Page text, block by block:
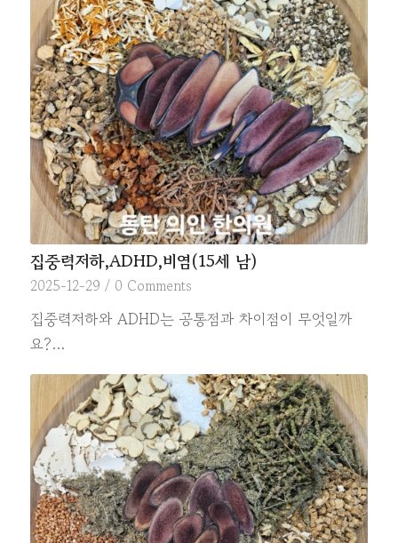
집중력저하,ADHD,비염(15세 남)
2025-12-29 / 0 Comments
집중력저하와 ADHD는 공통점과 차이점이 무엇일까
요?…